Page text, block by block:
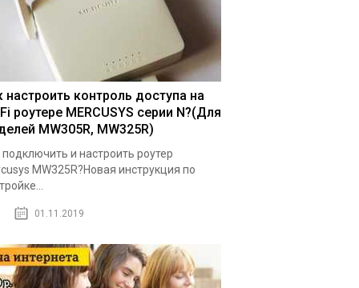
настроить контроль доступа на
роутере MERCUSYS серии N?(Для
MW305R, MW325R)
подключить и настроить роутер
MW325R?Новая инструкция по
01.11.2019